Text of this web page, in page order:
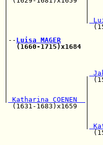
|
|
|-- Luisa MAGER
(1660-1715)x1684
|
|
|
Katharina COENEN
(1631-